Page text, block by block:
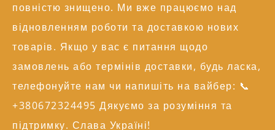
повністю знищено. Ми вже працюємо над
відновленням роботи та доставкою нових
товарів. Якщо у вас є питання щодо
замовлень або термінів доставки, будь ласка,
телефонуйте нам чи напишіть на вайбер: 📞
+380672324495 Дякуємо за розуміння та
підтримку. Слава Україні!
+38 (050) 246-17-15
info@alexgroupe.com
Больше информации
© 2004-2026 AG | Всі права захищені